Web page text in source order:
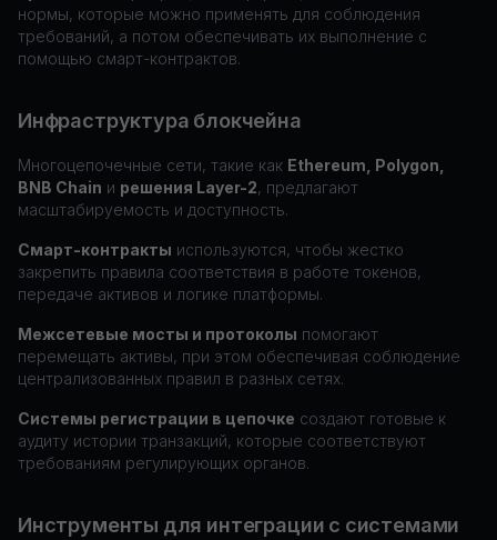
нормы, которые можно применять для соблюдения
требований, а потом обеспечивать их выполнение с
помощью смарт-контрактов.
Инфраструктура блокчейна
Многоцепочечные сети, такие как Ethereum, Polygon,
BNB Chain и решения Layer-2, предлагают
масштабируемость и доступность.
Смарт-контракты используются, чтобы жестко
закрепить правила соответствия в работе токенов,
передаче активов и логике платформы.
Межсетевые мосты и протоколы помогают
перемещать активы, при этом обеспечивая соблюдение
централизованных правил в разных сетях.
Системы регистрации в цепочке создают готовые к
аудиту истории транзакций, которые соответствуют
требованиям регулирующих органов.
Инструменты для интеграции с системами